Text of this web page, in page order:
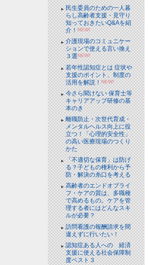
民生委員のための一人暮
らし高齢者支援・見守り
知っておきたいQ&Aを紹
介！NEW!
介護現場のコミュニケー
ションで使える言い換え
３選NEW!
若年性認知症とは 症状や
支援のポイント、制度の
活用を解説！NEW!
今さら聞けない 保育士等
キャリアアップ研修の基
本のき
離職防止・次世代育成・
メンタルヘルス向上に役
立つ！「心理的安全性」
の高い医療現場のつくり
かた
「不適切な保育」は防げ
る？子どもの権利から予
防・解決の糸口を考える
高齢者のエンドオブライ
フ・ケアの質は、多職種
で高めるもの。ケアを管
理する者にはどんなスキ
ルが必要？
訪問看護の報酬請求を間
違えずに行いたい！
認知症ある人への 経済
支援に使える社会保障制
度ベスト３